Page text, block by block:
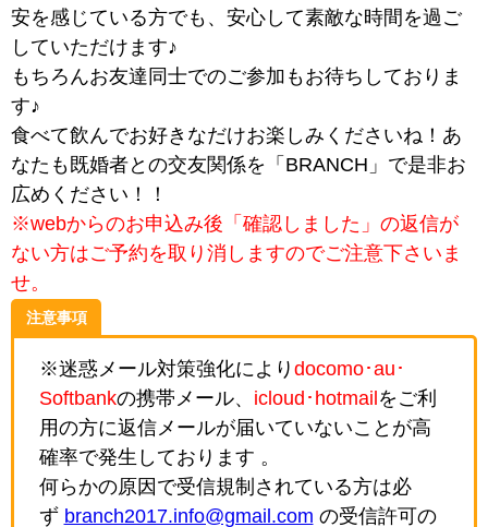
安を感じている方でも、安心して素敵な時間を過ご
していただけます♪
もちろんお友達同士でのご参加もお待ちしておりま
す♪
食べて飲んでお好きなだけお楽しみくださいね！あ
なたも既婚者との交友関係を「BRANCH」で是非お
広めください！！
※webからのお申込み後「確認しました」の返信が
ない方はご予約を取り消しますのでご注意下さいま
せ。
注意事項
※迷惑メール対策強化により docomo･au･
Softbankの携帯メール、 icloud･hotmail をご利
用の方に返信メールが届いていないことが高
確率で発生しております 。
何らかの原因で受信規制されている方は必
ず branch2017.info@gmail.com の受信許可の